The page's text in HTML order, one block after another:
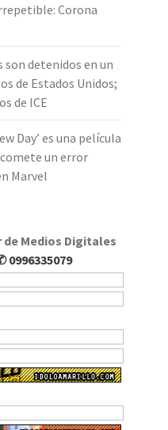
Corona
detenidos en un
de Estados Unidos;
de ICE
Day’ es una película
un error
Marvel
Medios Digitales
0996335079